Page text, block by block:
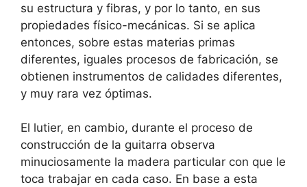
su estructura y fibras, y por lo tanto, en sus
propiedades físico-mecánicas. Si se aplica
entonces, sobre estas materias primas
diferentes, iguales procesos de fabricación, se
obtienen instrumentos de calidades diferentes,
y muy rara vez óptimas.
El lutier, en cambio, durante el proceso de
construcción de la guitarra observa
minuciosamente la madera particular con que le
toca trabajar en cada caso. En base a esta